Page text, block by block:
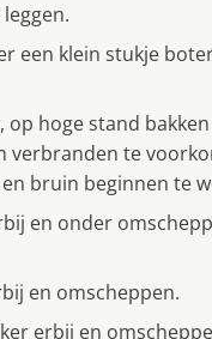
een klein stukje
op hoge stand
verbranden te
bruin beginnen te
en onder
en omscheppen.
erbij en